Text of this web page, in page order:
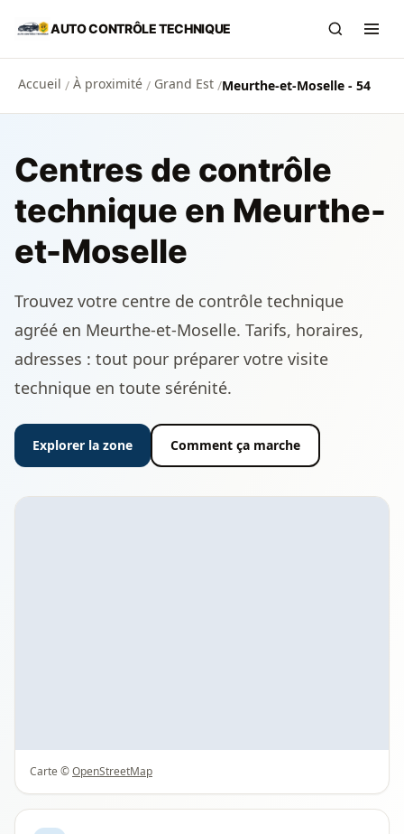
Aller au contenu principal
AUTO CONTRÔLE TECHNIQUE
Accueil / À proximité / Grand Est /Meurthe-et-Moselle - 54
Centres de contrôle
technique en Meurthe-
et-Moselle
Trouvez votre centre de contrôle technique
agréé en Meurthe-et-Moselle. Tarifs, horaires,
adresses : tout pour préparer votre visite
technique en toute sérénité.
Explorer la zone Comment ça marche
Carte ©OpenStreetMap